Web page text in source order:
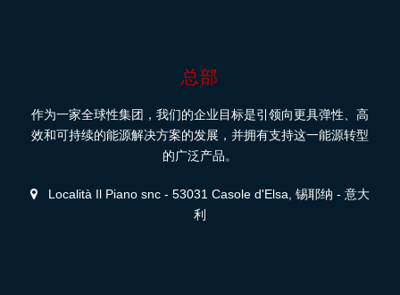
总部
作为一家全球性集团，我们的企业目标是引领向更具弹性、高
效和可持续的能源解决方案的发展，并拥有支持这一能源转型
的广泛产品。
Località Il Piano snc - 53031 Casole d'Elsa, 锡耶纳 - 意大
利